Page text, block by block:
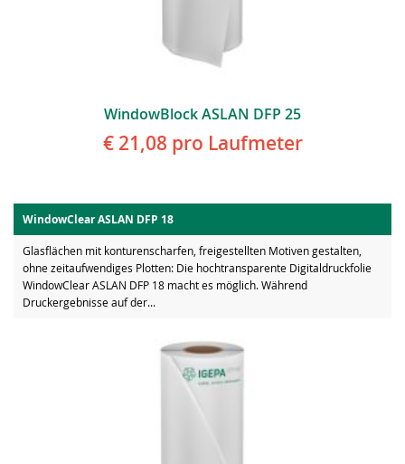
WindowBlock ASLAN DFP 25
€ 21,08 pro Laufmeter
WindowClear ASLAN DFP 18
Glasflächen mit konturenscharfen, freigestellten Motiven gestalten,
ohne zeitaufwendiges Plotten: Die hochtransparente Digitaldruckfolie
WindowClear ASLAN DFP 18 macht es möglich. Während
Druckergebnisse auf der...